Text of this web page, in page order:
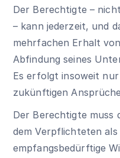
Der Berechtigte –
– kann jederzeit, und
mehrfachen Erhalt
Abfindung seines
Es erfolgt insoweit
zukünftigen
Der Berechtigte muss
dem Verpflichteten als
empfangsbedürftige